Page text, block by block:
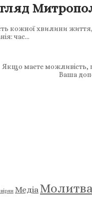
кожної хвилини
час…
Якщо маєте можливість,
Ваша
МедіаМолитва